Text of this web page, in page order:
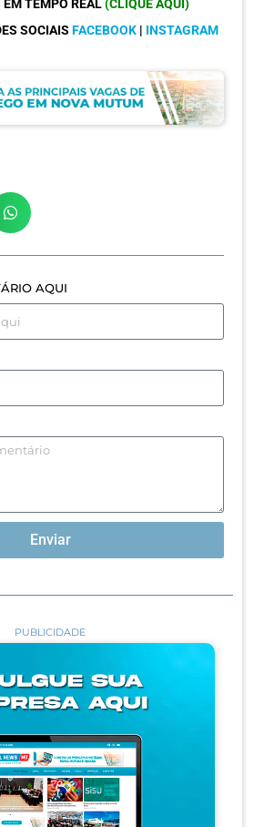
EM TEMPO REAL(CLIQUE AQUI)
SOCIAIS FACEBOOK | INSTAGRAM
AQUI
Enviar
PUBLICIDADE